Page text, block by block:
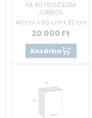
FA 40 FELSŐ ELEM
JOBBOS
40 cm x 60 cm x 32 cm
20 000 Ft
Kosárba